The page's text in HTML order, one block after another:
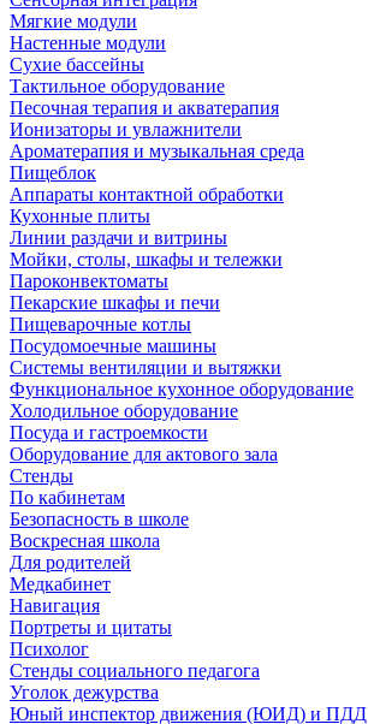
Мягкие модули
Настенные модули
Сухие бассейны
Тактильное оборудование
Песочная терапия и акватерапия
Ионизаторы и увлажнители
Ароматерапия и музыкальная среда
Пищеблок
Аппараты контактной обработки
Кухонные плиты
Линии раздачи и витрины
Мойки, столы, шкафы и тележки
Пароконвектоматы
Пекарские шкафы и печи
Пищеварочные котлы
Посудомоечные машины
Системы вентиляции и вытяжки
Функциональное кухонное оборудование
Холодильное оборудование
Посуда и гастроемкости
Оборудование для актового зала
Стенды
По кабинетам
Безопасность в школе
Воскресная школа
Для родителей
Медкабинет
Навигация
Портреты и цитаты
Психолог
Стенды социального педагога
Уголок дежурства
Юный инспектор движения (ЮИД) и ПДД